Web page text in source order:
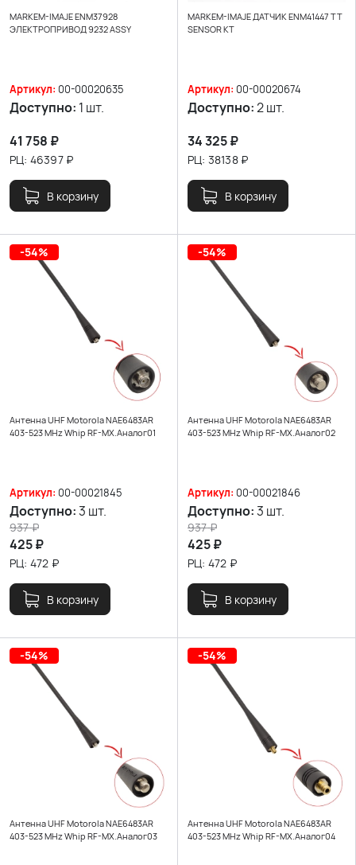
MARKEM-IMAJE ENM37928
ЭЛЕКТРОПРИВОД 9232 ASSY
Артикул: 00-00020635
Доступно: 1 шт.
41 758 ₽
РЦ: 46397₽
В корзину
MARKEM-IMAJE ДАТЧИК ENM41447 TT
SENSOR KT
Артикул: 00-00020674
Доступно:2 шт.
34 325₽
РЦ: 38138₽
В корзину
-54%
Антенна UHF Motorola NAE6483AR
403-523 MHz Whip RF-MX.Аналог01
Артикул: 00-00021845
Доступно:3 шт.
425₽
937₽
РЦ: 472 ₽
В корзину
-54%
Антенна UHF Motorola NAE6483AR
403-523 MHz Whip RF-MX.Аналог02
Артикул: 00-00021846
Доступно:3 шт.
425₽
937₽
РЦ: 472 ₽
В корзину
-54%
Антенна UHF Motorola NAE6483AR
403-523 MHz Whip RF-MX.Аналог03
-54%
Антенна UHF Motorola NAE6483AR
403-523 MHz Whip RF-MX.Аналог04